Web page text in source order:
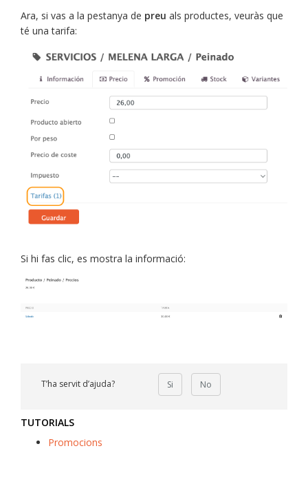
Ara, si vas a la pestanya de preu als productes, veuràs que
té una tarifa:
Si hi fas clic, es mostra la informació:
T’ha servit d’ajuda? Si No
TUTORIALS
Promocions